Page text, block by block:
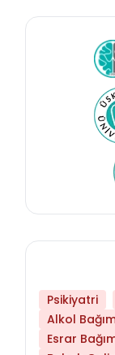
Psikiyatri
Alkol
Esrar